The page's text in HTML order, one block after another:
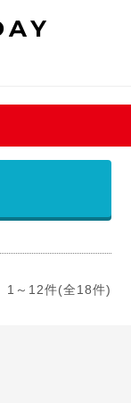
1～12件(全18件)